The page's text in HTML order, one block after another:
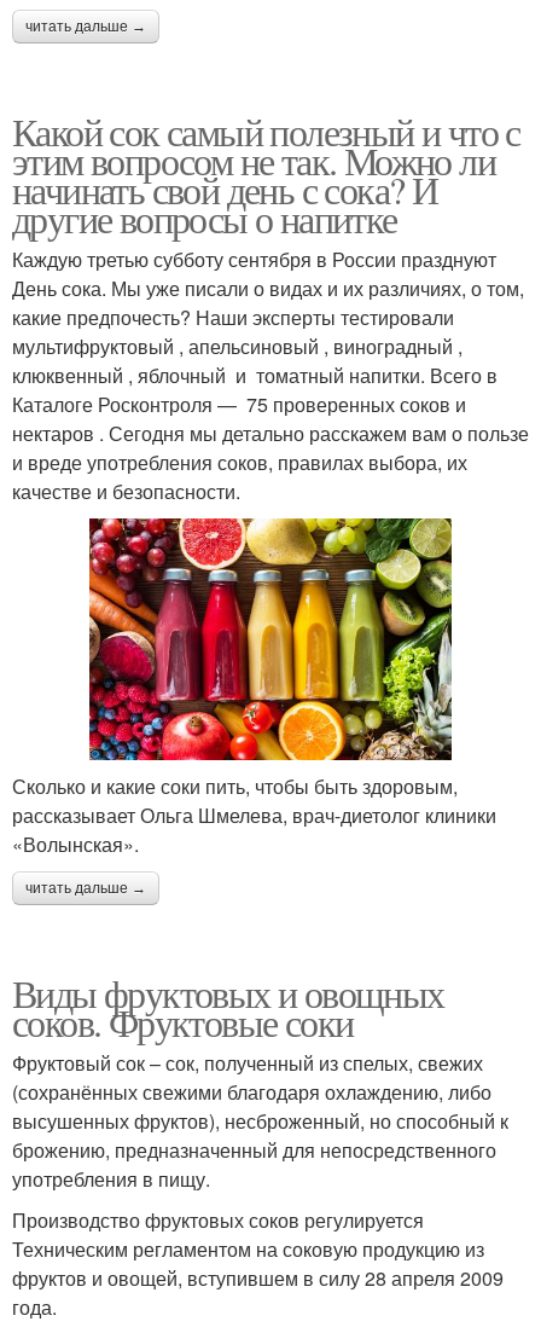
читать дальше →
Какой сок самый полезный и что с
этим вопросом не так. Можно ли
начинать свой день с сока? И
другие вопросы о напитке
Каждую третью субботу сентября в России празднуют
День сока. Мы уже писали о видах и их различиях, о том,
какие предпочесть? Наши эксперты тестировали
мультифруктовый , апельсиновый , виноградный ,
клюквенный , яблочный и томатный напитки. Всего в
Каталоге Росконтроля — 75 проверенных соков и
нектаров . Сегодня мы детально расскажем вам о пользе
и вреде употребления соков, правилах выбора, их
качестве и безопасности.
Сколько и какие соки пить, чтобы быть здоровым,
рассказывает Ольга Шмелева, врач-диетолог клиники
«Волынская».
читать дальше →
Виды фруктовых и овощных
соков. Фруктовые соки
Фруктовый сок – сок, полученный из спелых, свежих
(сохранённых свежими благодаря охлаждению, либо
высушенных фруктов), несброженный, но способный к
брожению, предназначенный для непосредственного
употребления в пищу.
Производство фруктовых соков регулируется
Техническим регламентом на соковую продукцию из
фруктов и овощей, вступившем в силу 28 апреля 2009
года.